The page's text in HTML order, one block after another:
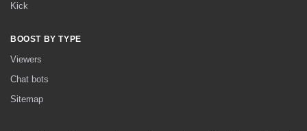
Kick
BOOST BY TYPE
Viewers
Chat bots
Sitemap